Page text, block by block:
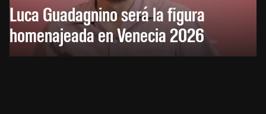
Luca Guadagnino será la figura
homenajeada en Venecia 2026